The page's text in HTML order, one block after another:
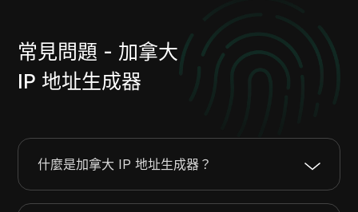
常見問題 - 加拿大
IP 地址生成器
什麼是加拿大 IP 地址生成器？